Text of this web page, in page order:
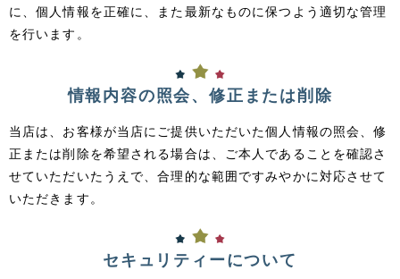
に、個人情報を正確に、また最新なものに保つよう適切な管理
を行います。
情報内容の照会、修正または削除
当店は、お客様が当店にご提供いただいた個人情報の照会、修
正または削除を希望される場合は、ご本人であることを確認さ
せていただいたうえで、合理的な範囲ですみやかに対応させて
いただきます。
セキュリティーについて